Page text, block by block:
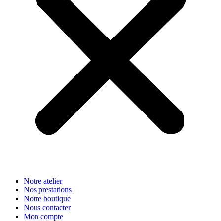
Notre atelier
Nos prestations
Notre boutique
Nous contacter
Mon compte